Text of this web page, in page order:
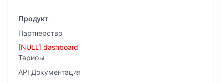
Продукт
Партнерство
[NULL] dashboard
Тарифы
API Документация